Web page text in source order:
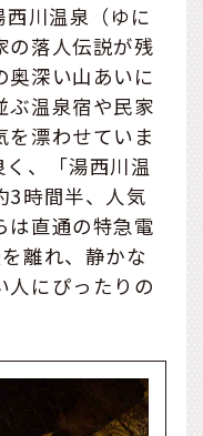
川温泉（ゆに
の落人伝説が残
奥深い山あいに
ぶ温泉宿や民家
を漂わせていま
、「湯西川温
3時間半、人気
は直通の特急電
離れ、静かな
人にぴったりの